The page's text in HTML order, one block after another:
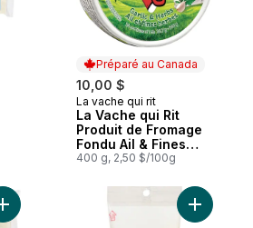
Préparé au Canada
10,00 $
Préparé au Canada
La vache qui rit
La Vache qui Rit
Produit de Fromage
Fondu Ail & Fines
Herbes 24 Portions
400 g, 2,50 $/100g
Ajouter Cheddar blanc Saint-Henri au
Ajouter